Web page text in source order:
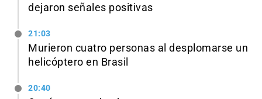
dejaron señales positivas
21:03
Murieron cuatro personas al desplomarse un
helicóptero en Brasil
20:40